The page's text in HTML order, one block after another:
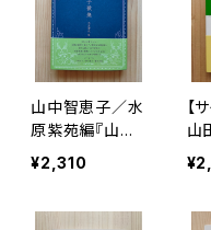
山中智恵子／水
原紫苑編『山中
智恵子歌集』
¥2,310
【
山
し
強